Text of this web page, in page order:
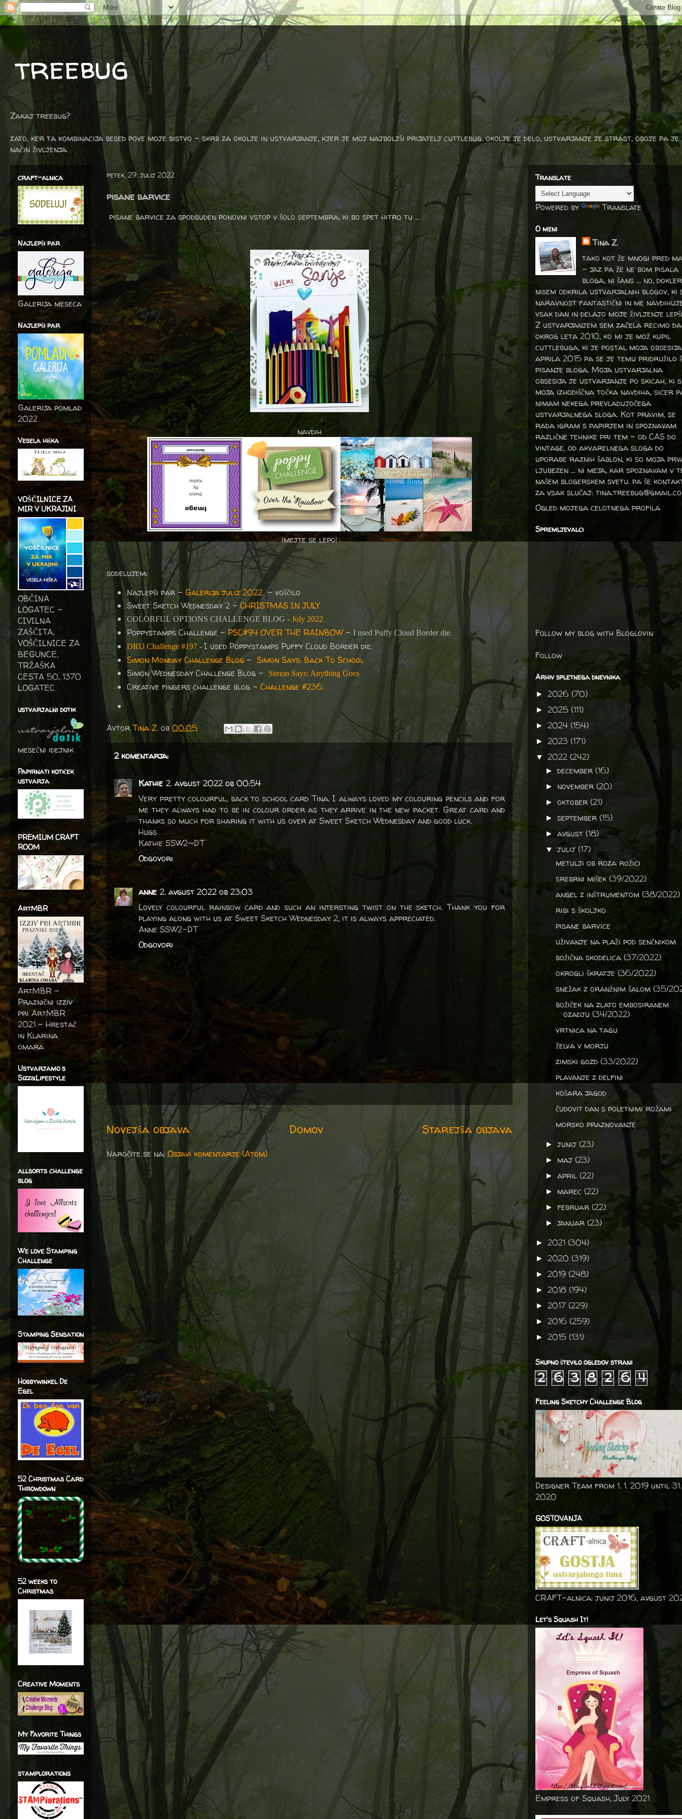
treebug
Zakaj treebug?
zato, ker ta kombinacija besed pove moje bistvo - skrb za okolje in ustvarjanje, kjer je moj najboljši prijatelj cuttlebug. okolje je delo, ustvarjanje je strast, oboje pa je
način življenja.
petek, 29. julij 2022
pisane barvice
pisane barvice za spodbuden ponovni vstop v šolo septembra, ki bo spet hitro tu ...
navdih
imejte se lepo!
sodelujem:
Najlepši par - Galerija julij 2022– voščilo
Sweet Sketch Wednesday 2 - CHRISTMAS IN JULY
COLORFUL OPTIONS CHALLENGE BLOG - July 2022
Poppystamps Challenge - PSC#94 OVER THE RAINBOW- I used Puffy Cloud Border die.
DRU Challenge #197 -I used Poppystamps Puffy Cloud Border die.
Simon Monday Challenge Blog - Simon Says: Back To School
Simon Wednesday Challenge Blog -
Simon Says: Anything Goes
Creative fingers challenge blog - Challenge #236.
AvtorTina Z. ob00:05
2 komentarja:
Kathie 2. avgust 2022 ob 00:54
Very pretty colourful, back to school card Tina. I always loved my colouring pencils and for
me they always had to be in colour order as they arrive in the new packet. Great card and
thanks so much for sharing it with us over at Sweet Sketch Wednesday and good luck.
Hugs
Kathie SSW2~DT
Odgovori
anne 2. avgust 2022 ob 23:03
Lovely colourful rainbow card and such an intersting twist on the sketch. Thank you for
playing along with us at Sweet Sketch Wednesday 2, it is always appreciated.
Anne SSW2-DT
Odgovori
Novejša objava Starejša objava
Domov
Naročite se na: Objavi komentarje (Atom)
craft-alnica
Najlepši par
Galerija meseca
Najlepši par
Galerija pomlad
2022
Vesela hiška
VOŠČILNICE ZA
MIR V UKRAJINI
OBČINA
LOGATEC -
CIVILNA
ZAŠČITA,
VOŠČILNICE ZA
BEGUNCE,
TRŽAŠKA
CESTA 50, 1370
LOGATEC
ustvarjalni dotik
mesečni idejnik
Papirnati kotiček
ustvarja
PREMIUM CRAFT
ROOM
ArtMBR
ArtMBR -
Praznični izziv
pri ArtMBR
2021 – Hrestač
in Klarina
omara
Ustvarjamo s
SizzixLifestyle
allsorts challenge
blog
We love Stamping
Challenge
Stamping Sensation
Hobbywinkel De
Egel
52 Christmas Card
Throwdown
52 weeks to
Christmas
Creative Moments
My Favorite Things
stamplorations
Translate
Powered by Translate
O meni
Tina Z.
tako kot že mnogi pred
- jaz pa že ne bom pisala
bloga, ni šans ... no, dokler
nisem odkrila ustvarjalnih blogov, ki
naravnost fantastični in me
vsak dan in delajo moje življenje
Z ustvarjanjem sem začela recimo da
okrog leta 2010, ko mi je mož kupil
cuttlebuga, ki je postal moja
aprila 2015 pa se je temu pridružilo
pisanje bloga. Moja ustvarjalna
obsesija je ustvarjanje po skicah, ki
moja izhodiščna točka navdiha, sicer
nimam nekega prevladujočega
ustvarjalnega sloga. Kot pravim, se
rada igram s papirjem in spoznavam
različne tehnike pri tem – od CAS do
vintage, od akvarelnega sloga do
uporabe raznih šablon, ki so moja
ljubezen … ni meja, kar spoznavam v
našem blogerskem svetu. pa še
za vsak slučaj:
Ogled mojega celotnega profila
Spremljevalci
Follow my blog with Bloglovin
Follow
Arhiv spletnega dnevnika
► 2026 (70)
► 2025 (111)
► 2024 (154)
► 2023 (171)
▼ 2022 (242)
►december(16)
► november(20)
►oktober(21)
►september(15)
►avgust(18)
▼julij(17)
metulji ob roza rožici
srebrni mišek (39/2022)
angel z inštrumentom (38/2022)
ribi s školjko
pisane barvice
uživanje na plaži pod senčnikom
božična skodelica (37/2022)
okrogli škratje (36/2022)
snežak z oranžnim šalom (35/
božiček na zlato embosiranem
ozadju (34/2022)
vrtnica na tagu
želva v morju
zimski gozd (33/2022)
plavanje z delfini
košara jagod
čudovit dan s poletnimi rožami
morsko praznovanje
►junij(23)
► maj(23)
►april(22)
► marec(22)
►februar(22)
►januar(23)
► 2021 (304)
► 2020 (319)
► 2019 (248)
► 2018 (194)
► 2017 (229)
► 2016 (259)
► 2015 (131)
Skupno število ogledov strani
2 6 3 8 2 6 4
Feeling Sketchy Challenge Blog
Designer Team from 1. 1. 2019 until
2020
GOSTOVANJA
CRAFT-alnica: junij 2016, avgust
Let's Squash It!
Empress of Squash, July 2021